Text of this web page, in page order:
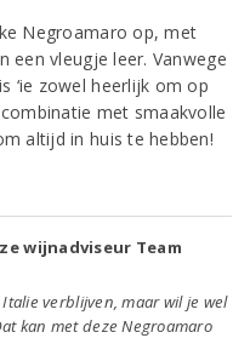
Negroamaro op, met
een vleugje leer. Vanwege
‘ie zowel heerlijk om op
met smaakvolle
altijd in huis te hebben!
wijnadviseur Team
verblijven, maar wil je wel
kan met deze Negroamaro